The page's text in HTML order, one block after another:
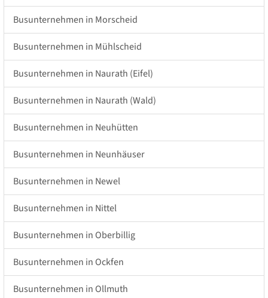
Busunternehmen in Morscheid
Busunternehmen in Mühlscheid
Busunternehmen in Naurath (Eifel)
Busunternehmen in Naurath (Wald)
Busunternehmen in Neuhütten
Busunternehmen in Neunhäuser
Busunternehmen in Newel
Busunternehmen in Nittel
Busunternehmen in Oberbillig
Busunternehmen in Ockfen
Busunternehmen in Ollmuth